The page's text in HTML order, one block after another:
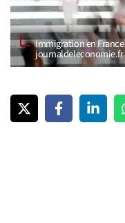
Immigration en
journaldeleconomie.fr